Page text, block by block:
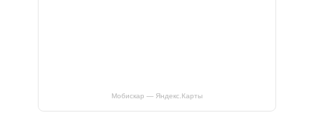
Мобискар — Яндекс.Карты